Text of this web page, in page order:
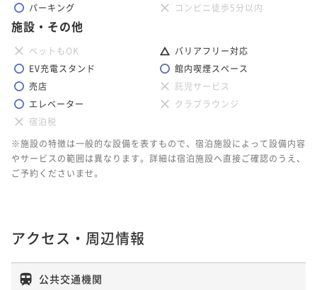
パーキング
コンビニ徒歩5分以内
施設・その他
ペットもOK
バリアフリー対応
EV充電スタンド
館内喫煙スペース
売店
託児サービス
エレベーター
クラブラウンジ
宿泊税
※施設の特徴は一般的な設備を表すもので、宿泊施設によって設備内容
やサービスの範囲は異なります。詳細は宿泊施設へ直接ご確認のうえ、
ご予約くださいませ。
アクセス・周辺情報
公共交通機関